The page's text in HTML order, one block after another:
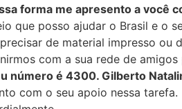
forma me apresento a você
que posso ajudar o Brasil e o
de material impresso ou
com a sua rede de
número é 4300. Gilberto
com o seu apoio nessa tarefa.